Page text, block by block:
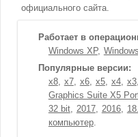
официального сайта.
Работает в
Windows XP
Популярные версии:
x8
x7 x6 x5 x4 x3
Graphics Suite X5
32 bit
2017 2016
компьютер